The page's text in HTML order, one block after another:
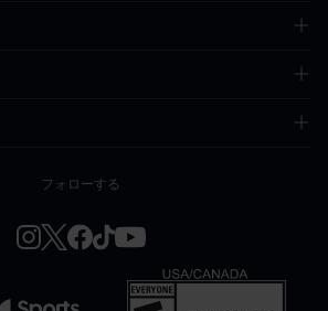
フォローする